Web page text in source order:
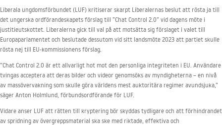
Liberala ungdomsförbundet (LUF) kritiserar skarpt Liberalernas beslut att rösta ja till
det ungerska ordförandeskapets förslag till ”Chat Control 2.0” vid dagens möte i
justitieutskottet. Liberalerna gick till val på att motsätta sig förslaget i valet till
Europaparlamentet och beslutade dessutom vid sitt landsmöte 2023 att partiet skulle
rösta nej till EU-kommissionens förslag.
”Chat Control 2.0 är ett allvarligt hot mot den personliga integriteten i EU. Användare
tvingas acceptera att deras bilder och videor genomsöks av myndigheterna – en nivå
av massövervakning som skulle göra världens mest auktoritära regimer avundsjuka,”
säger Anton Holmlund, förbundsordförande för LUF.
Vidare anser LUF att rätten till kryptering bör skyddas tydligare och att förhindrandet
av spridning av övergreppsmaterial ska ske med riktade, effektiva och